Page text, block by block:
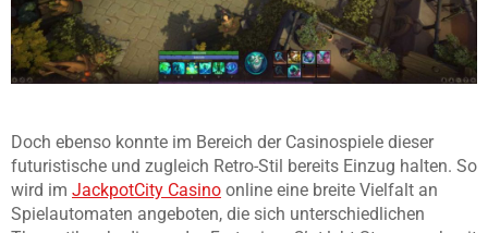
Doch ebenso konnte im Bereich der Casinospiele dieser
futuristische und zugleich Retro-Stil bereits Einzug halten. So
wird im JackpotCity Casino online eine breite Vielfalt an
Spielautomaten angeboten, die sich unterschiedlichen